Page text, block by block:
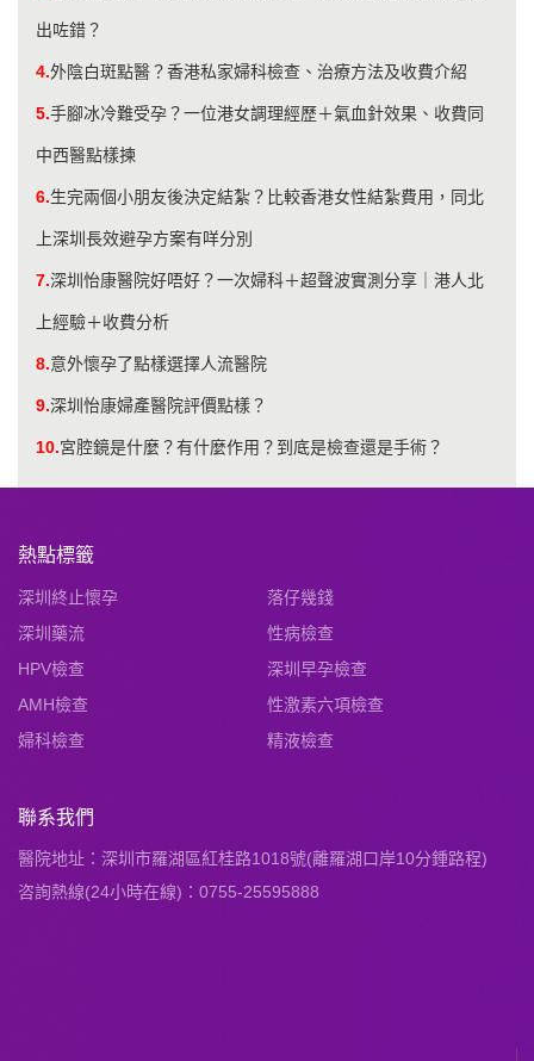
出咗錯？
4.外陰白斑點醫？香港私家婦科檢查、治療方法及收費介紹
5.手腳冰冷難受孕？一位港女調理經歷＋氣血針效果、收費同
中西醫點樣揀
6.生完兩個小朋友後決定結紮？比較香港女性結紮費用，同北
上深圳長效避孕方案有咩分別
7.深圳怡康醫院好唔好？一次婦科＋超聲波實測分享｜港人北
上經驗＋收費分析
8.意外懷孕了點樣選擇人流醫院
9.深圳怡康婦產醫院評價點樣？
10.宮腔鏡是什麼？有什麼作用？到底是檢查還是手術？
熱點標籤
深圳終止懷孕
落仔幾錢
深圳藥流
性病檢查
HPV檢查
深圳早孕檢查
AMH檢查
性激素六項檢查
婦科檢查
精液檢查
聯系我們
醫院地址：深圳市羅湖區紅桂路1018號(離羅湖口岸10分鍾路程)
咨詢熱線(24小時在線)：0755-25595888